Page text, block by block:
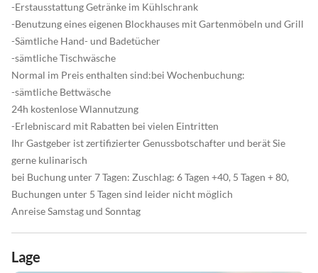
-Erstausstattung Getränke im Kühlschrank
-Benutzung eines eigenen Blockhauses mit Gartenmöbeln und Grill
-Sämtliche Hand- und Badetücher
-sämtliche Tischwäsche
Normal im Preis enthalten sind:bei Wochenbuchung:
-sämtliche Bettwäsche
24h kostenlose Wlannutzung
-Erlebniscard mit Rabatten bei vielen Eintritten
Ihr Gastgeber ist zertifizierter Genussbotschafter und berät Sie
gerne kulinarisch
bei Buchung unter 7 Tagen: Zuschlag: 6 Tagen +40, 5 Tagen + 80,
Buchungen unter 5 Tagen sind leider nicht möglich
Anreise Samstag und Sonntag
Lage